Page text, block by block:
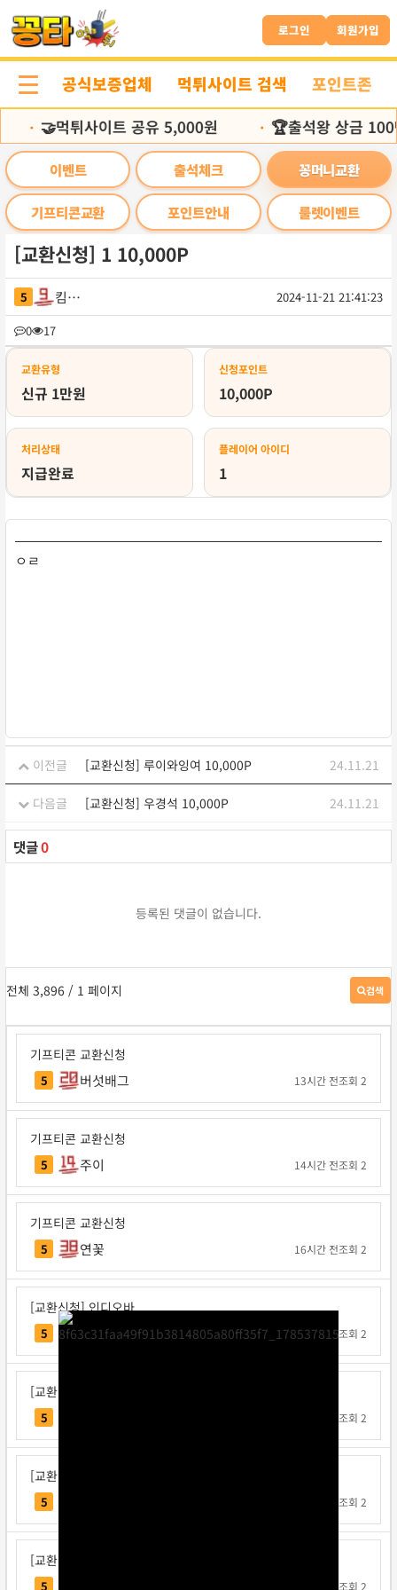
문
로
로그인 회원가입
공식보증업체 먹튀사이트 검색 포인트존
🤝먹튀사이트 공유 5,000원 🏆출석왕 상금 100
이벤트 출석체크 꽁머니교환
기프티콘교환 포인트안내 룰렛이벤트
[교환신청] 1 10,000P
5 킴브럴
2024-11-21 21:41:23
0
17
록
교환유형
신규 1만원
신청포인트
10,000P
처리상태
지급완료
플레이어 아이디
1
ㅇㄹ
이전글 [교환신청] 루이와잉여 10,000P 24.11.21
다음글 [교환신청] 우경석 10,000P 24.11.21
댓글0
등록된 댓글이 없습니다.
전체 3,896 / 1 페이지 검색
게
판
검
기프티콘 교환신청
5 버섯배그 13시간 전조회 2
기프티콘 교환신청
5 주이 14시간 전조회 2
기프티콘 교환신청
5 연꽃 16시간 전조회 2
[교환신청] 인디오바
5 인디오바 1일 전조회 2
[교환신청] 지크사
5 조회 2
[교환신청] 탁구왕김탁구
5 조회 2
[교환신청] 베리독
5 조회 2